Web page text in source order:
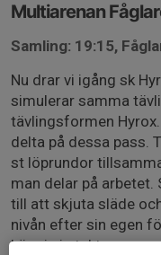
Multiarenan
Samling: 19:15,
Nu drar vi igång sk
simulerar samma
tävlingsformen
delta på dessa pass.
st löprundor
man delar på
till att skjuta släde
nivån efter sin egen
köra i sin takt.